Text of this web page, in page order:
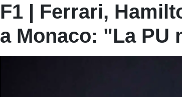
F1 | Ferrari,
a Monaco: "La PU